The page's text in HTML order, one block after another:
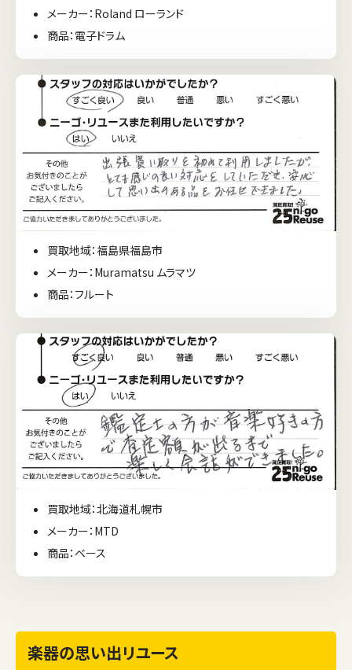
メーカー：Roland ローランド
商品：電子ドラム
買取地域：福島県福島市
メーカー：Muramatsu ムラマツ
商品：フルート
買取地域：北海道札幌市
メーカー：MTD
商品：ベース
楽器の思い出リユース